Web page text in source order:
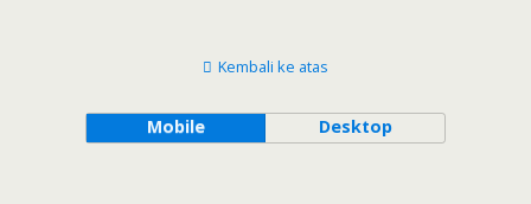
Kembali ke atas
Mobile Desktop